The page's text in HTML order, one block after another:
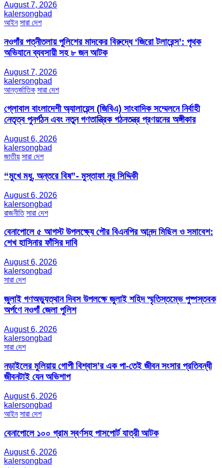
August 7, 2026
kalersongbad
আইন সারা দেশ
নওগাঁর পত্নীতলায় পুলিশের মাদকের বিরুদ্ধে ‘জিরো টলারেন্স’: পৃথক
অভিযানে ব্যবসায়ী সহ ৮ জন আটক
August 7, 2026
kalersongbad
আন্তর্জাতিক সারা দেশ
গ্লোবাল বাংলাদেশী অ্যালায়েন্স (জিবিএ) সাংবাদিক সম্মেলনে নির্বাহী
নেতৃত্ব পুনর্গঠন এবং নতুন গণতান্ত্রিক গঠনতন্ত্র প্রণয়নের অঙ্গীকার
August 6, 2026
kalersongbad
জাতীয় সারা দেশ
“মুখে মধু, অন্তরে বিষ”- মুস্তাফা নূর সিদ্দিকী
August 6, 2026
kalersongbad
রাজনীতি সারা দেশ
বেনাপোলে ৫ আগস্ট উপলক্ষ্যে পৌর বিএনপির আনন্দ মিছিল ও সমাবেশ:
শেখ হাসিনার ফাঁসির দাবি
August 6, 2026
kalersongbad
সারা দেশ
জুলাই গণঅভ্যুত্থান দিবস উপলক্ষে জুলাই শহিদ স্মৃতিস্তম্ভে পুষ্পস্তবক
অর্পণে নওগাঁ জেলা পুলিশ
August 6, 2026
kalersongbad
সারা দেশ
নড়াইলের মুলিয়ায় গোপী বিশ্বাস’র এক পা-তেই জীবন সংসার প্রতিবন্ধী
জীবনটাই যেন অভিশাপ
August 6, 2026
kalersongbad
আইন সারা দেশ
বেনাপোলে ১০০ গ্রাম স্বর্ণসহ পাসপোর্ট যাত্রী আটক
August 6, 2026
kalersongbad